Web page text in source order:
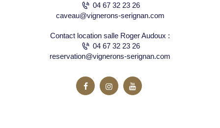
04 67 32 23 26
caveau@vignerons-serignan.com
Contact location salle Roger Audoux :
04 67 32 23 26
reservation@vignerons-serignan.com